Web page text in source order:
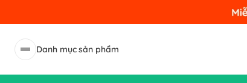
Danh mục sản phẩm